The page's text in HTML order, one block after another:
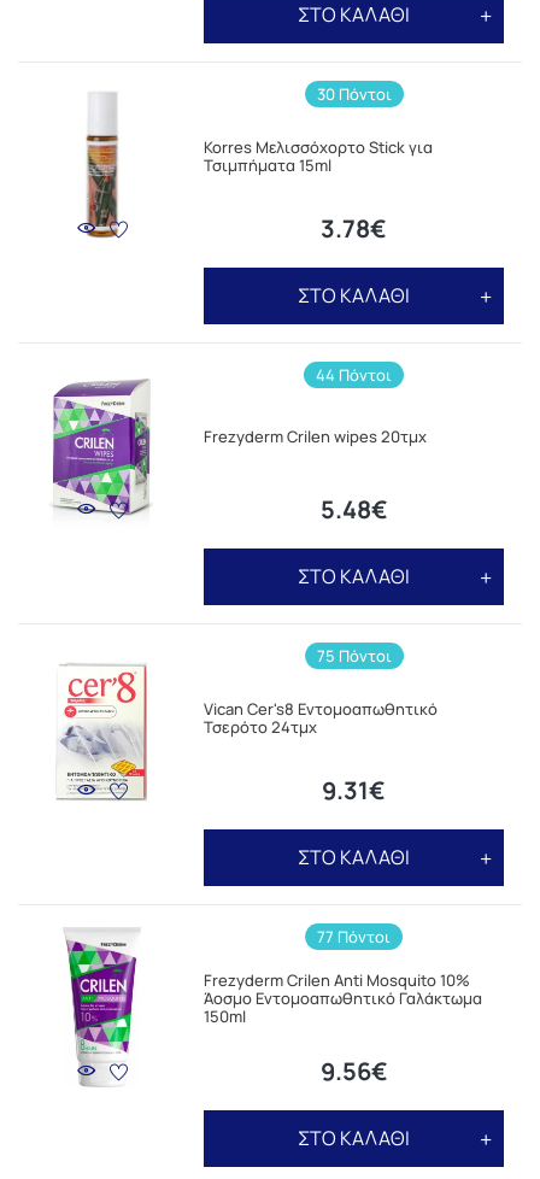
ΣΤΟ ΚΑΛΑΘΙ
30 Πόντοι
Korres Μελισσόχορτο Stick για
Τσιμπήματα 15ml
3.78€
ΣΤΟ ΚΑΛΑΘΙ
44 Πόντοι
Frezyderm Crilen wipes 20τμχ
5.48€
ΣΤΟ ΚΑΛΑΘΙ
75 Πόντοι
Vican Cer's8 Εντομοαπωθητικό
Τσερότο 24τμχ
9.31€
ΣΤΟ ΚΑΛΑΘΙ
77 Πόντοι
Frezyderm Crilen Anti Mosquito 10%
Άοσμο Εντομοαπωθητικό Γαλάκτωμα
150ml
9.56€
ΣΤΟ ΚΑΛΑΘΙ